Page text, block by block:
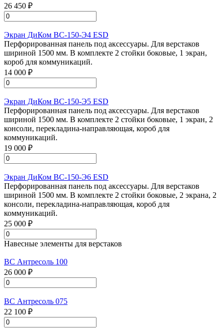
26 450 ₽
Экран ДиКом ВС-150-Э4 ESD
Перфорированная панель под аксессуары. Для верстаков
шириной 1500 мм. В комплекте 2 стойки боковые, 1 экран,
короб для коммуникаций.
14 000 ₽
Экран ДиКом ВС-150-Э5 ESD
Перфорированная панель под аксессуары. Для верстаков
шириной 1500 мм. В комплекте 2 стойки боковые, 1 экран, 2
консоли, перекладина-направляющая, короб для
коммуникаций.
19 000 ₽
Экран ДиКом ВС-150-Э6 ESD
Перфорированная панель под аксессуары. Для верстаков
шириной 1500 мм. В комплекте 2 стойки боковые, 2 экрана, 2
консоли, перекладина-направляющая, короб для
коммуникаций.
25 000 ₽
Навесные элементы для верстаков
ВС Антресоль 100
26 000 ₽
ВС Антресоль 075
22 100 ₽